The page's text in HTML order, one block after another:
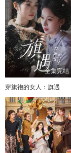
全集完结
穿旗袍的女人：旗遇